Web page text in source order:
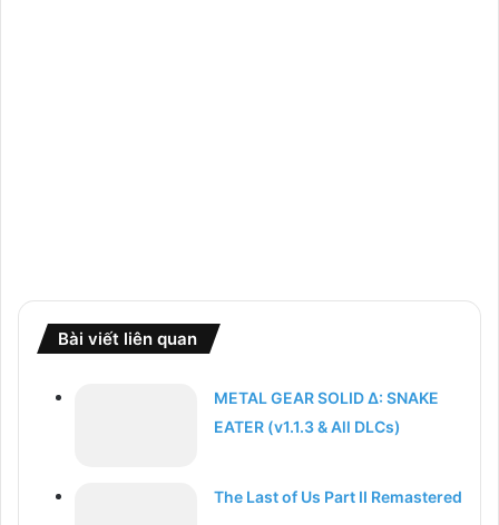
Bài viết liên quan
METAL GEAR SOLID Δ: SNAKE
EATER (v1.1.3 & All DLCs)
The Last of Us Part II Remastered